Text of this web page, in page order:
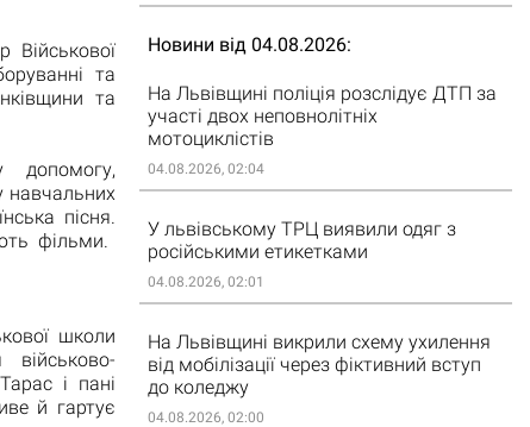
Військової
та
та
допомогу,
навчальних
пісня.
фільми.
школи
і пані
й гартує
Новини від 04.08.2026
На Львівщині поліція розслідує ДТП за
участі двох неповнолітніх
мотоциклістів
04.08.2026, 02:04
У львівському ТРЦ виявили одяг з
російськими етикетками
04.08.2026, 02:01
На Львівщині викрили схему ухилення
від мобілізації через фіктивний вступ
до коледжу
04.08.2026, 02:00